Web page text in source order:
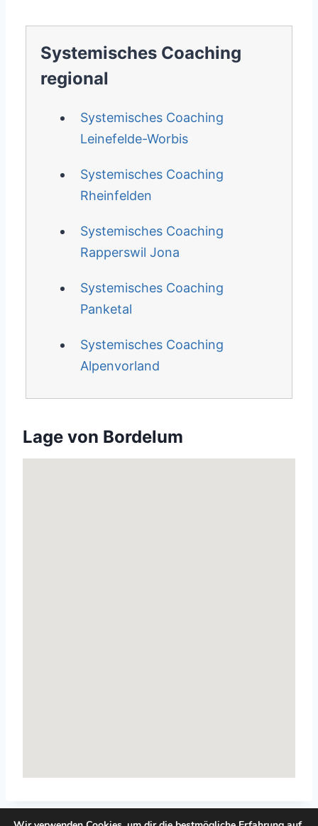
Systemisches Coaching
regional
Systemisches Coaching
Leinefelde-Worbis
Systemisches Coaching
Rheinfelden
Systemisches Coaching
Rapperswil Jona
Systemisches Coaching
Panketal
Systemisches Coaching
Alpenvorland
Lage von Bordelum